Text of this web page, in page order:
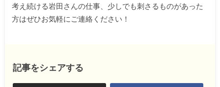
考え続ける岩田さんの仕事、少しでも刺さるものがあった
方はぜひお気軽にご連絡ください！
記事をシェアする